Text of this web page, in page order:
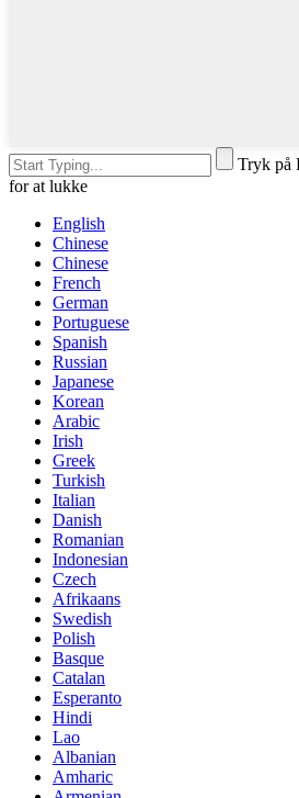
Tryk på
for at lukke
English
Chinese
Chinese
French
German
Portuguese
Spanish
Russian
Japanese
Korean
Arabic
Irish
Greek
Turkish
Italian
Danish
Romanian
Indonesian
Czech
Afrikaans
Swedish
Polish
Basque
Catalan
Esperanto
Hindi
Lao
Albanian
Amharic